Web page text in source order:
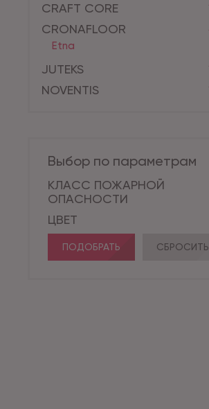
CRAFT CORE
CRONAFLOOR
Etna
JUTEKS
NOVENTIS
Выбор по параметрам
КЛАСС ПОЖАРНОЙ
ОПАСНОСТИ
ЦВЕТ
ПОДОБРАТЬ СБРОСИТЬ